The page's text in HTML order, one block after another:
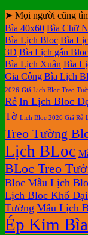
➤ Mọi người cũng
Bìa 40x60 Bìa Chữ
Bìa Lịch Bloc Bìa
3D Bìa Lịch gắn Bloc
Bìa Lịch Xuân Bìa
Gia Công Bìa Lịch
2026 Giá Lịch Bloc Treo
Rẻ In Lịch Bloc
Tờ Lịch Bloc 2026 Giá Rẻ
Treo Tường
Lịch BLoc
BLoc Treo
Bloc Mẫu Lịch
Lịch Bloc Khổ Đại
Tường Mẫu Lịch
Ép Kim